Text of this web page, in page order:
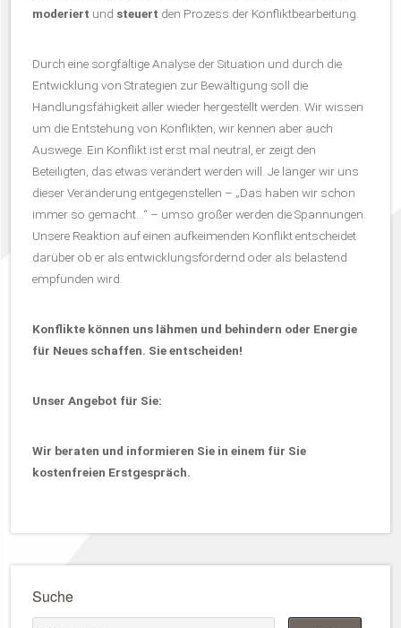
moderiert und steuert den Prozess der Konfliktbearbeitung.
Durch eine sorgfältige Analyse der Situation und durch die
Entwicklung von Strategien zur Bewältigung soll die
Handlungsfähigkeit aller wieder hergestellt werden. Wir wissen
um die Entstehung von Konflikten, wir kennen aber auch
Auswege. Ein Konflikt ist erst mal neutral, er zeigt den
Beteiligten, das etwas verändert werden will. Je länger wir uns
dieser Veränderung entgegenstellen – „Das haben wir schon
immer so gemacht…“ – umso größer werden die Spannungen.
Unsere Reaktion auf einen aufkeimenden Konflikt entscheidet
darüber ob er als entwicklungsfördernd oder als belastend
empfunden wird.
Konflikte können uns lähmen und behindern oder Energie
für Neues schaffen. Sie entscheiden!
Unser Angebot für Sie:
Wir beraten und informieren Sie in einem für Sie
kostenfreien Erstgespräch.
Suche